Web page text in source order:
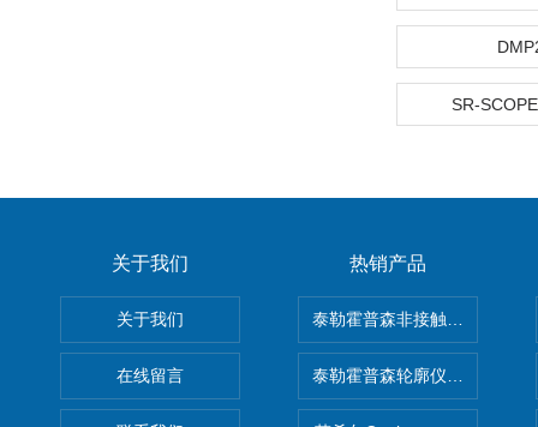
SR-
关于我们
关于我们
在线留言
热销产品
泰勒霍普森非接触式轮廓仪
泰勒霍普森轮廓仪|TAYLOR